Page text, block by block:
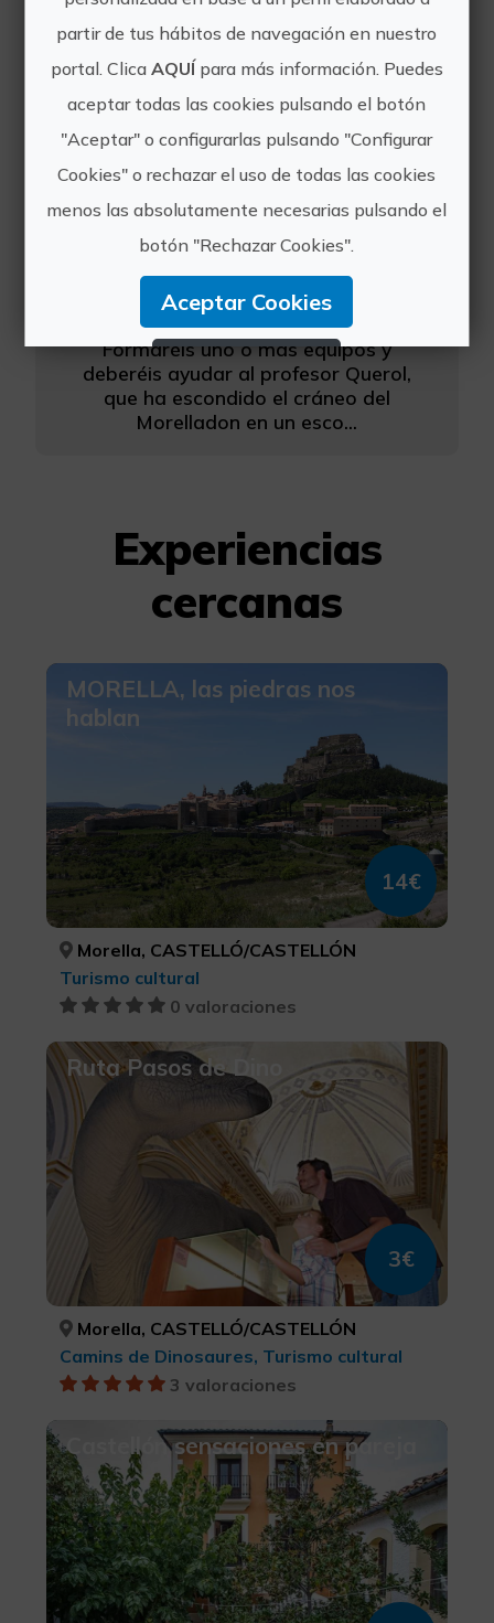
cazarrecompensas y competiréi...
Escape Room Exterior en Morella
Escape Room Exterior en las calles,
murallas y torres medievales de
Morella.
Formaréis uno o más equipos y
deberéis ayudar al profesor Querol,
que ha escondido el cráneo del
Morelladon en un esco...
Experiencias
cercanas
MORELLA, las piedras nos
hablan
14€
Morella, CASTELLÓ/CASTELLÓN
Turismo cultural
0 valoraciones
Ruta Pasos de Dino
3€
Morella, CASTELLÓ/CASTELLÓN
Camins de Dinosaures, Turismo cultural
3 valoraciones
Castellón sensaciones en pareja
partir de tus hábitos de navegación en nuestro
portal. Clica AQUÍ para más información. Puedes
aceptar todas las cookies pulsando el botón
"Aceptar" o configurarlas pulsando "Configurar
Cookies" o rechazar el uso de todas las cookies
menos las absolutamente necesarias pulsando el
botón "Rechazar Cookies".
Aceptar Cookies
Rechazar Cookies
Configurar Cookies